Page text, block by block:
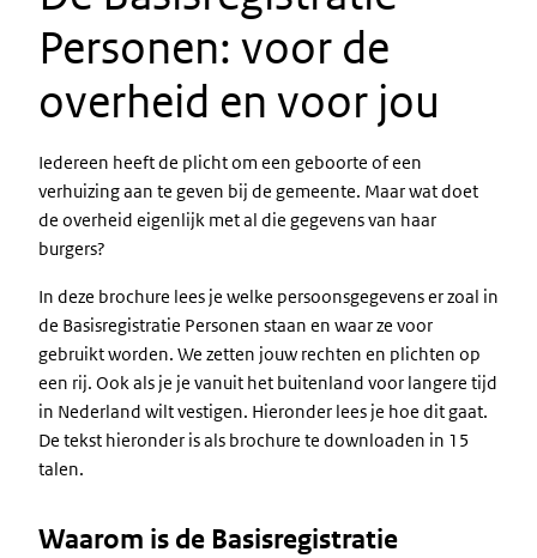
Personen: voor de
overheid en voor jou
Iedereen heeft de plicht om een geboorte of een
verhuizing aan te geven bij de gemeente. Maar wat doet
de overheid eigenlijk met al die gegevens van haar
burgers?
In deze brochure lees je welke persoonsgegevens er zoal in
de Basisregistratie Personen staan en waar ze voor
gebruikt worden. We zetten jouw rechten en plichten op
een rij. Ook als je je vanuit het buitenland voor langere tijd
in Nederland wilt vestigen. Hieronder lees je hoe dit gaat.
De tekst hieronder is als brochure te downloaden in 15
talen.
Waarom is de Basisregistratie